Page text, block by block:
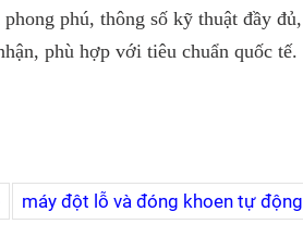
phú, thông số kỹ thuật đầy
phù hợp với tiêu chuẩn quốc tế.
máy đột lỗ và đóng khoen tự động